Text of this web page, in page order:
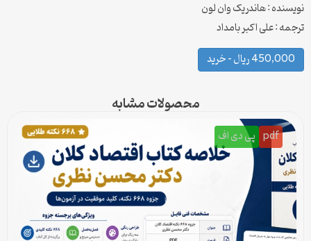
نویسنده : هاندریک وان لون
ترجمه : علی اکبر بامداد
450,000 ریال – خرید
محصولات مشابه
pdf پی دی اف